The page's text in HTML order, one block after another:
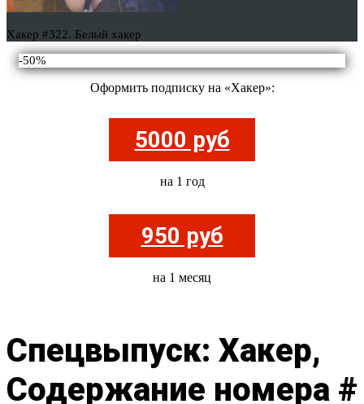
Хакер #322. Белый хакер
-50%
Оформить подписку на «Хакер»:
5000 руб
на 1 год
950 руб
на 1 месяц
Спецвыпуск: Хакер,
Содержание номера #